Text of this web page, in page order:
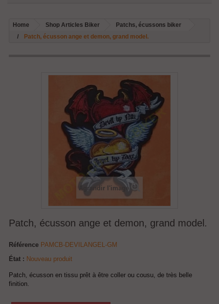
Home Shop Articles Biker
Patchs, écussons biker
Patch, écusson ange et demon, grand model.
Agrandir l'image
Patch, écusson ange et demon, grand model.
Référence PAMCB-DEVILANGEL-GM
État : Nouveau produit
Patch, écusson en tissu prêt à être coller ou cousu, de très belle
finition.